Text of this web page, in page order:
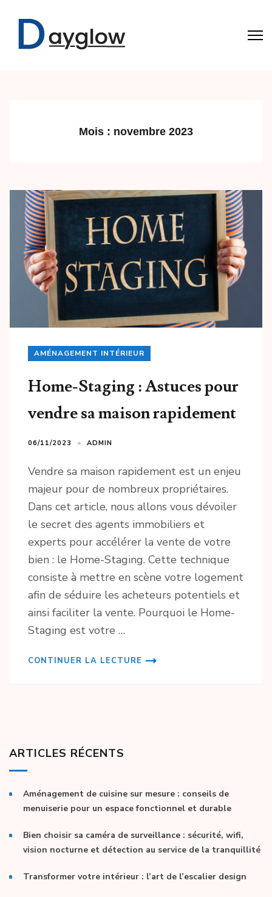
contenu
Mois : novembre 2023
AMÉNAGEMENT INTÉRIEUR
Home-Staging : Astuces pour
vendre sa maison rapidement
06/11/2023 ADMIN
Vendre sa maison rapidement est un enjeu
majeur pour de nombreux propriétaires.
Dans cet article, nous allons vous dévoiler
le secret des agents immobiliers et
experts pour accélérer la vente de votre
bien : le Home-Staging. Cette technique
consiste à mettre en scène votre logement
afin de séduire les acheteurs potentiels et
ainsi faciliter la vente. Pourquoi le Home-
Staging est votre …
CONTINUER LA LECTURE
ARTICLES RÉCENTS
Aménagement de cuisine sur mesure : conseils de
menuiserie pour un espace fonctionnel et durable
Bien choisir sa caméra de surveillance : sécurité, wifi,
vision nocturne et détection au service de la tranquillité
Transformer votre intérieur : l’art de l’escalier design